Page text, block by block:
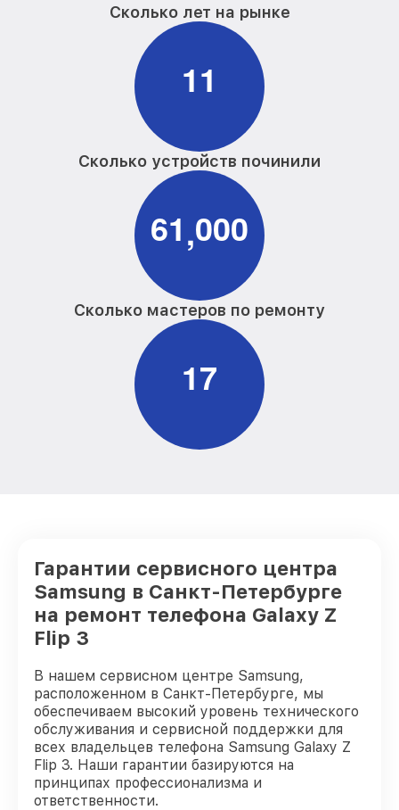
Сколько лет на рынке
11
Сколько устройств починили
61,000
Сколько мастеров по ремонту
17
Гарантии сервисного центра
Samsung в Санкт-Петербурге
на ремонт телефона Galaxy Z
Flip 3
В нашем сервисном центре Samsung,
расположенном в Санкт-Петербурге, мы
обеспечиваем высокий уровень технического
обслуживания и сервисной поддержки для
всех владельцев телефона Samsung Galaxy Z
Flip 3. Наши гарантии базируются на
принципах профессионализма и
ответственности.